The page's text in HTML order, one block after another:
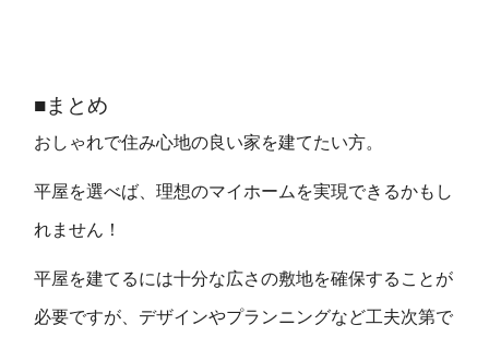
■まとめ
おしゃれで住み心地の良い家を建てたい方。
平屋を選べば、理想のマイホームを実現できるかもし
れません！
平屋を建てるには十分な広さの敷地を確保することが
必要ですが、デザインやプランニングなど工夫次第で